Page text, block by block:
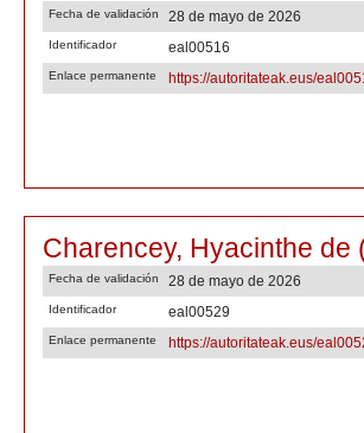
Fecha de validación 28 de mayo de 2026
Identificador eal00516
Enlace permanente https://autoritateak.eus/
Charencey, Hyacinthe de
Fecha de validación 28 de mayo de 2026
Identificador eal00529
Enlace permanente https://autoritateak.eus/